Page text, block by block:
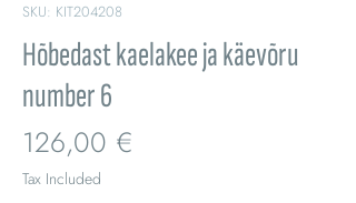
SKU: KIT204208
Hõbedast kaelakee ja käevõru
number 6
126,00 €
Tax Included